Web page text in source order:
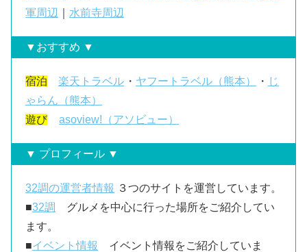
軍周辺
水前寺周辺
▼おすすめ ▼
宿泊 楽天トラベル ・ ヤフートラベル（熊本） ・ じ
ゃらん（熊本）
遊び
asoview!（アソビュー）
▼ プロフィール ▼
32調の運営者情報 ３つのサイトを運営しています。
■32調
グルメを中心に行った場所をご紹介してい
ます。
■イベント情報
イベント情報をご紹介していま